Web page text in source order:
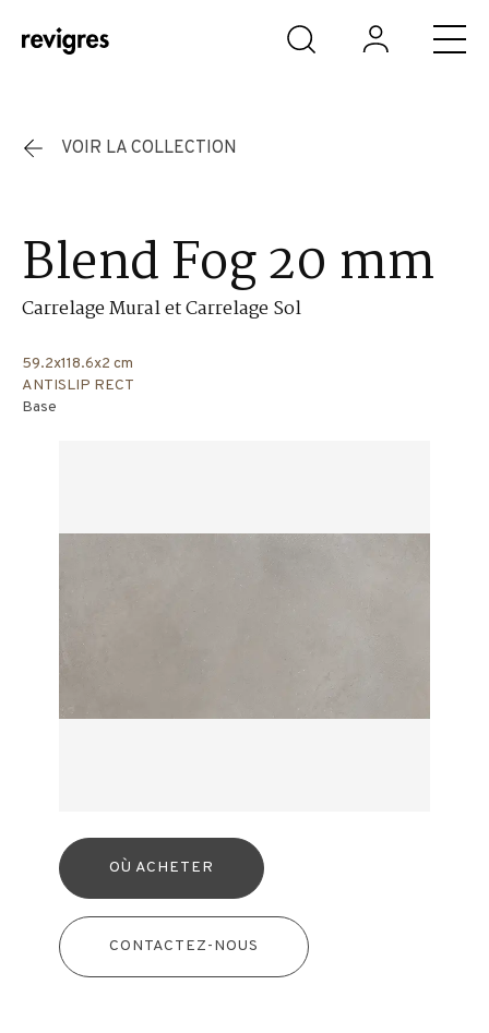
Aller au contenu principal
VOIR LA COLLECTION
Blend Fog 20 mm
Carrelage Mural et Carrelage Sol
59.2x118.6x2 cm
ANTISLIP RECT
Base
OÙ ACHETER
CONTACTEZ-NOUS